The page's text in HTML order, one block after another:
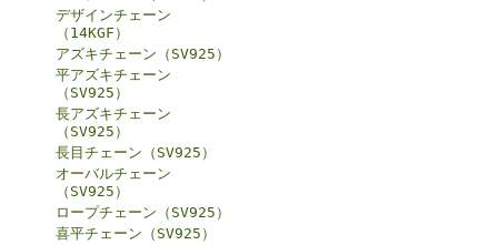
デザインチェーン
（14KGF）
アズキチェーン（SV925）
平アズキチェーン
（SV925）
長アズキチェーン
（SV925）
長目チェーン（SV925）
オーバルチェーン
（SV925）
ロープチェーン（SV925）
喜平チェーン（SV925）